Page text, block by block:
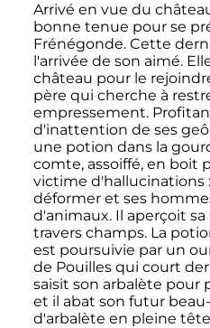
Arrivé en vue du
bonne tenue pour se
Frénégonde. Cette
l'arrivée de son aimé.
château pour le
père qui cherche à
empressement.
d'inattention de ses
une potion dans la
comte, assoiffé, en boit
victime d'hallucinations
déformer et ses
d'animaux. Il aperçoit
travers champs. La
est poursuivie par un
de Pouilles qui court
saisit son arbalète pour
et il abat son futur
d'arbalète en pleine